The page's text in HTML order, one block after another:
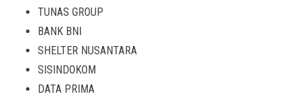
TUNAS GROUP
BANK BNI
SHELTER NUSANTARA
SISINDOKOM
DATA PRIMA